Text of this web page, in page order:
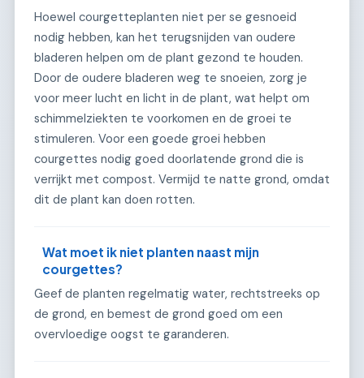
Hoewel courgetteplanten niet per se gesnoeid
nodig hebben, kan het terugsnijden van oudere
bladeren helpen om de plant gezond te houden.
Door de oudere bladeren weg te snoeien, zorg je
voor meer lucht en licht in de plant, wat helpt om
schimmelziekten te voorkomen en de groei te
stimuleren. Voor een goede groei hebben
courgettes nodig goed doorlatende grond die is
verrijkt met compost. Vermijd te natte grond, omdat
dit de plant kan doen rotten.
Wat moet ik niet planten naast mijn
courgettes?
Geef de planten regelmatig water, rechtstreeks op
de grond, en bemest de grond goed om een
overvloedige oogst te garanderen.